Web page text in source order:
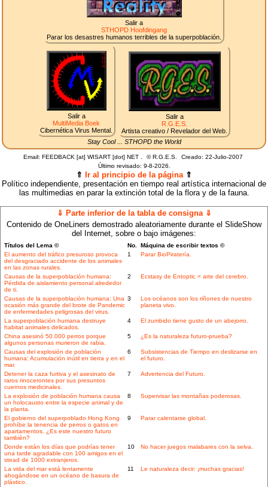
Salir a
STHOPD Hoofdingang
Parar los desastres humanos terribles de la superpoblación.
Salir a
MultiMedia Boek
Cibernética Virus Mental.
Salir a
R.G.E.S.
Artista creativo / Revelador del Web.
Stay Cool ... STHOPD the World
Email: FEEDBACK [at] WISART [dot] NET . ©R.G.E.S.
Creado: 22-Julio-2007
Último revisado: 9-8-2026.
⇑ Ir al principio de la página⇑
Político independiente, presentación en tiempo real artística internacional de
las multimedias en parar la extinción total de la flora y de la fauna.
⇓ Parte inferior de la tabla de consigna ⇓
Contenido de OneLiners demostrado aleatoriamente durante el SlideShow
del Internet, sobre o bajo imágenes:
Títulos del Lema © No. Máquina de escribir textos ©
El aumento del tráfico presuroso provoca
del desgraciado accidente de los animales
en las zonas rurales.
1 Parar BioPiratería.
Causas de la superpoblación humana:
Pérdida de aislamiento personal alrededor
de ti.
2 Ecstasy de Entoptic = arte del cerebro.
Causas de la superpoblación humana: Una
ocasión más grande del brote de Pandemic
de enfermedades peligrosas del virus.
3
Los océanos son los riñones de nuestro
planeta vivo.
La superpoblación humana destruye
habitat animales delicados.
4 El zumbido tiene gusto de un abejorro.
China asesinó 50.000 perros porque
algunos personas murieron de rabia.
5 ¿Es la naturaleza futuro-prueba?
Causas del explosión de población
humana: Acumulación inútil en tierra y en el
mar.
6
Subsistencias de Tiempo en deslizarse en
el futuro.
Detener la caza furtiva y el asesinato de
raros rinocerontes por sus presuntos
cuernos medicinales.
7 Advertencia del Futuro.
La explosión de población humana causa
un holocausto entre la especie animal y de
la planta.
8 Supervisar las montañas poderosas.
El gobierno del superpoblado Hong Kong
prohíbe la tenencia de perros o gatos en
apartamentos. ¿Es este nuestro futuro
también?
9 Parar calentarse global.
Donde están los días que podrías tener
una tarde agradable con 100 amigos en el
stead de 1000 extranjeros.
10 No hacer juegos malabares con la selva.
La vida del mar está lentamente
ahogándose en un océano de basura de
plástico.
11 Le naturaleza decir: ¡muchas gracias!